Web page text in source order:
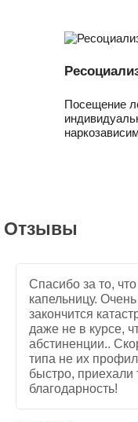
Посещение
Отзывы
Спасибо за то,
капельницу.
закончится
даже не в курсе,
абстиненции..
типа не их
быстро,
благодарность!